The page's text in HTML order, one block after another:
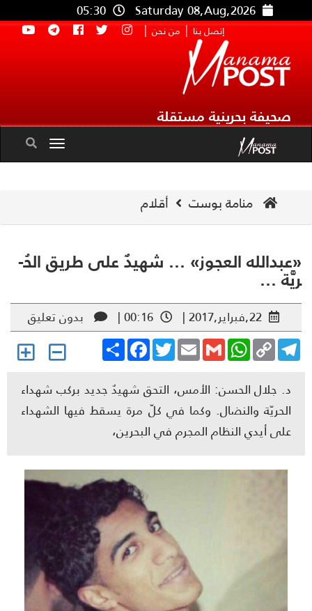
Saturday 08,Aug,2026
05:30
إتصل بنا | من نحن |
صحيفة بحرينية مستقلة
Toggle
navigation
منامة بوست أقلام
«عبدالله العجوز» … شهيدٌ على طريق الحُ­
…
22,فبراير,2017 | 00:16 |
بدون تعليق
Share
FacebookTwitterEmailGmail
WhatsAppCopy
Link
د. جلال الحسن: الأمس، التحق شهيدٌ جديد بركب شهداء
الحر­يّة والنضال. وكما في كلّ مرة يسقط فيها الشهداء
على أيدي النظ­ام المجرم في البحرين،